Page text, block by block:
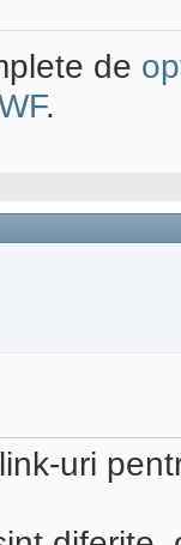
de
.
uri